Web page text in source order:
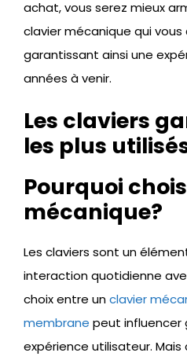
achat, vous serez mieux
clavier mécanique qui vous
garantissant ainsi une
années à venir.
Les claviers
les plus
Pourquoi
mécanique?
Les claviers sont un
interaction quotidienne
choix entre unclavier
membrane peut
expérience utilisateur.